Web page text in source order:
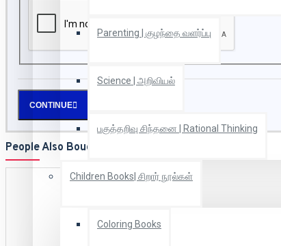
Parenting | குழந்தை வளர்ப்பு
Science | அறிவியல்
பகுத்தறிவு சிந்தனை | Rational Thinking
Children Books| சிறார் நூல்கள்
Coloring Books
CONTINUE
People Also Bought